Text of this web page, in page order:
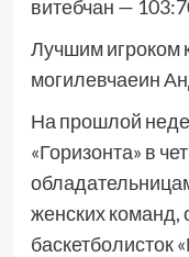
витебчан —
Лучшим игроком
могилевчаеин
На прошлой
«Горизонта» в
женских команд,
баскетболисток